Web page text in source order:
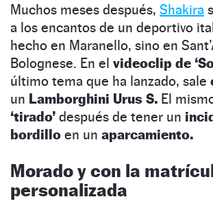
Muchos meses después, Shakira
a los encantos de un deportivo
hecho en Maranello, sino en
Bolognese. En el videoclip de
último tema que ha lanzado, sale
un Lamborghini Urus S. El
‘tirado’ después de tener un
bordillo en un aparcamiento.
Morado y con la
personalizada